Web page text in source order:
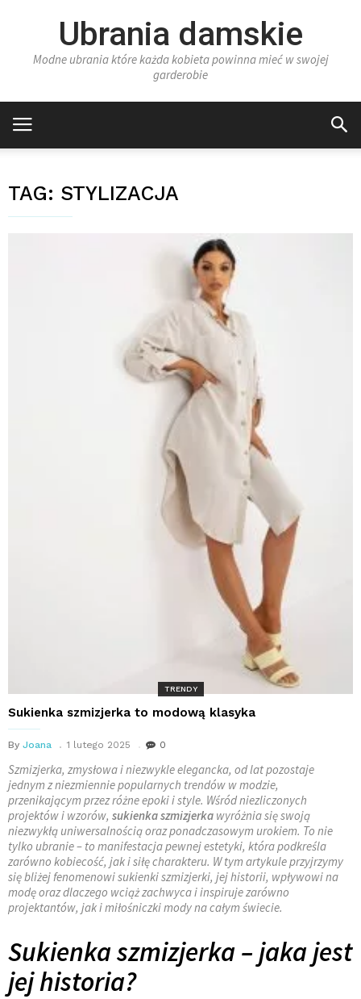
Ubrania damskie
Modne ubrania które każda kobieta powinna mieć w swojej
garderobie
TAG: STYLIZACJA
TRENDY
Sukienka szmizjerka to modową klasyka
By Joana 1 lutego 2025 0
Szmizjerka, zmysłowa i niezwykle elegancka, od lat pozostaje
jednym z niezmiennie popularnych trendów w modzie,
przenikającym przez różne epoki i style. Wśród niezliczonych
projektów i wzorów, sukienka szmizjerka wyróżnia się swoją
niezwykłą uniwersalnością oraz ponadczasowym urokiem. To nie
tylko ubranie – to manifestacja pewnej estetyki, która podkreśla
zarówno kobiecość, jak i siłę charakteru. W tym artykule przyjrzymy
się bliżej fenomenowi sukienki szmizjerki, jej historii, wpływowi na
modę oraz dlaczego wciąż zachwyca i inspiruje zarówno
projektantów, jak i miłośniczki mody na całym świecie.
Sukienka szmizjerka – jaka jest
jej historia?